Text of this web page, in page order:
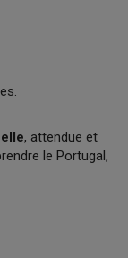
, attendue et
le Portugal,